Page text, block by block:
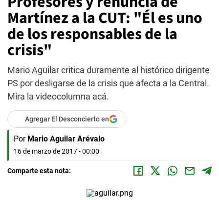
Martínez a la CUT: "Él es uno
de los responsables de la
crisis"
Mario Aguilar critica duramente al histórico dirigente
PS por desligarse de la crisis que afecta a la Central.
Mira la videocolumna acá.
Agregar El Desconcierto en
Por Mario Aguilar Arévalo
16 de marzo de 2017 - 00:00
Comparte esta nota: